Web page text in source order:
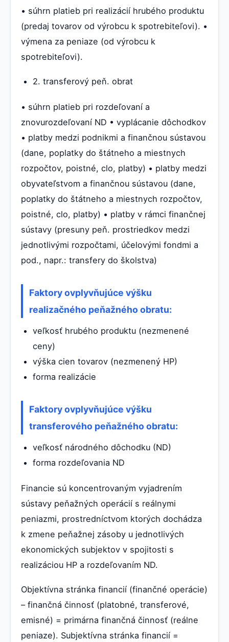
• súhrn platieb pri realizácií hrubého produktu
(predaj tovarov od výrobcu k spotrebiteľovi). •
výmena za peniaze (od výrobcu k
spotrebiteľovi).
2. transferový peň. obrat
• súhrn platieb pri rozdeľovaní a
znovurozdeľovaní ND • vyplácanie dôchodkov
• platby medzi podnikmi a finančnou sústavou
(dane, poplatky do štátneho a miestnych
rozpočtov, poistné, clo, platby) • platby medzi
obyvateľstvom a finančnou sústavou (dane,
poplatky do štátneho a miestnych rozpočtov,
poistné, clo, platby) • platby v rámci finančnej
sústavy (presuny peň. prostriedkov medzi
jednotlivými rozpočtami, účelovými fondmi a
pod., napr.: transfery do školstva)
Faktory ovplyvňujúce výšku
realizačného peňažného obratu:
veľkosť hrubého produktu (nezmenené
ceny)
výška cien tovarov (nezmenený HP)
forma realizácie
Faktory ovplyvňujúce výšku
transferového peňažného obratu:
veľkosť národného dôchodku (ND)
forma rozdeľovania ND
Financie sú koncentrovaným vyjadrením
sústavy peňažných operácií s reálnymi
peniazmi, prostredníctvom ktorých dochádza
k zmene peňažnej zásoby u jednotlivých
ekonomických subjektov v spojitosti s
realizáciou HP a rozdeľovaním ND.
Objektívna stránka financií (finančné operácie)
– finančná činnosť (platobné, transferové,
emisné) = primárna finančná činnosť (reálne
peniaze). Subjektívna stránka financií =